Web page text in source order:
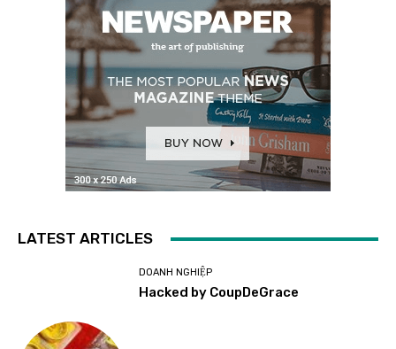
LATEST ARTICLES
DOANH NGHIỆP
Hacked by CoupDeGrace